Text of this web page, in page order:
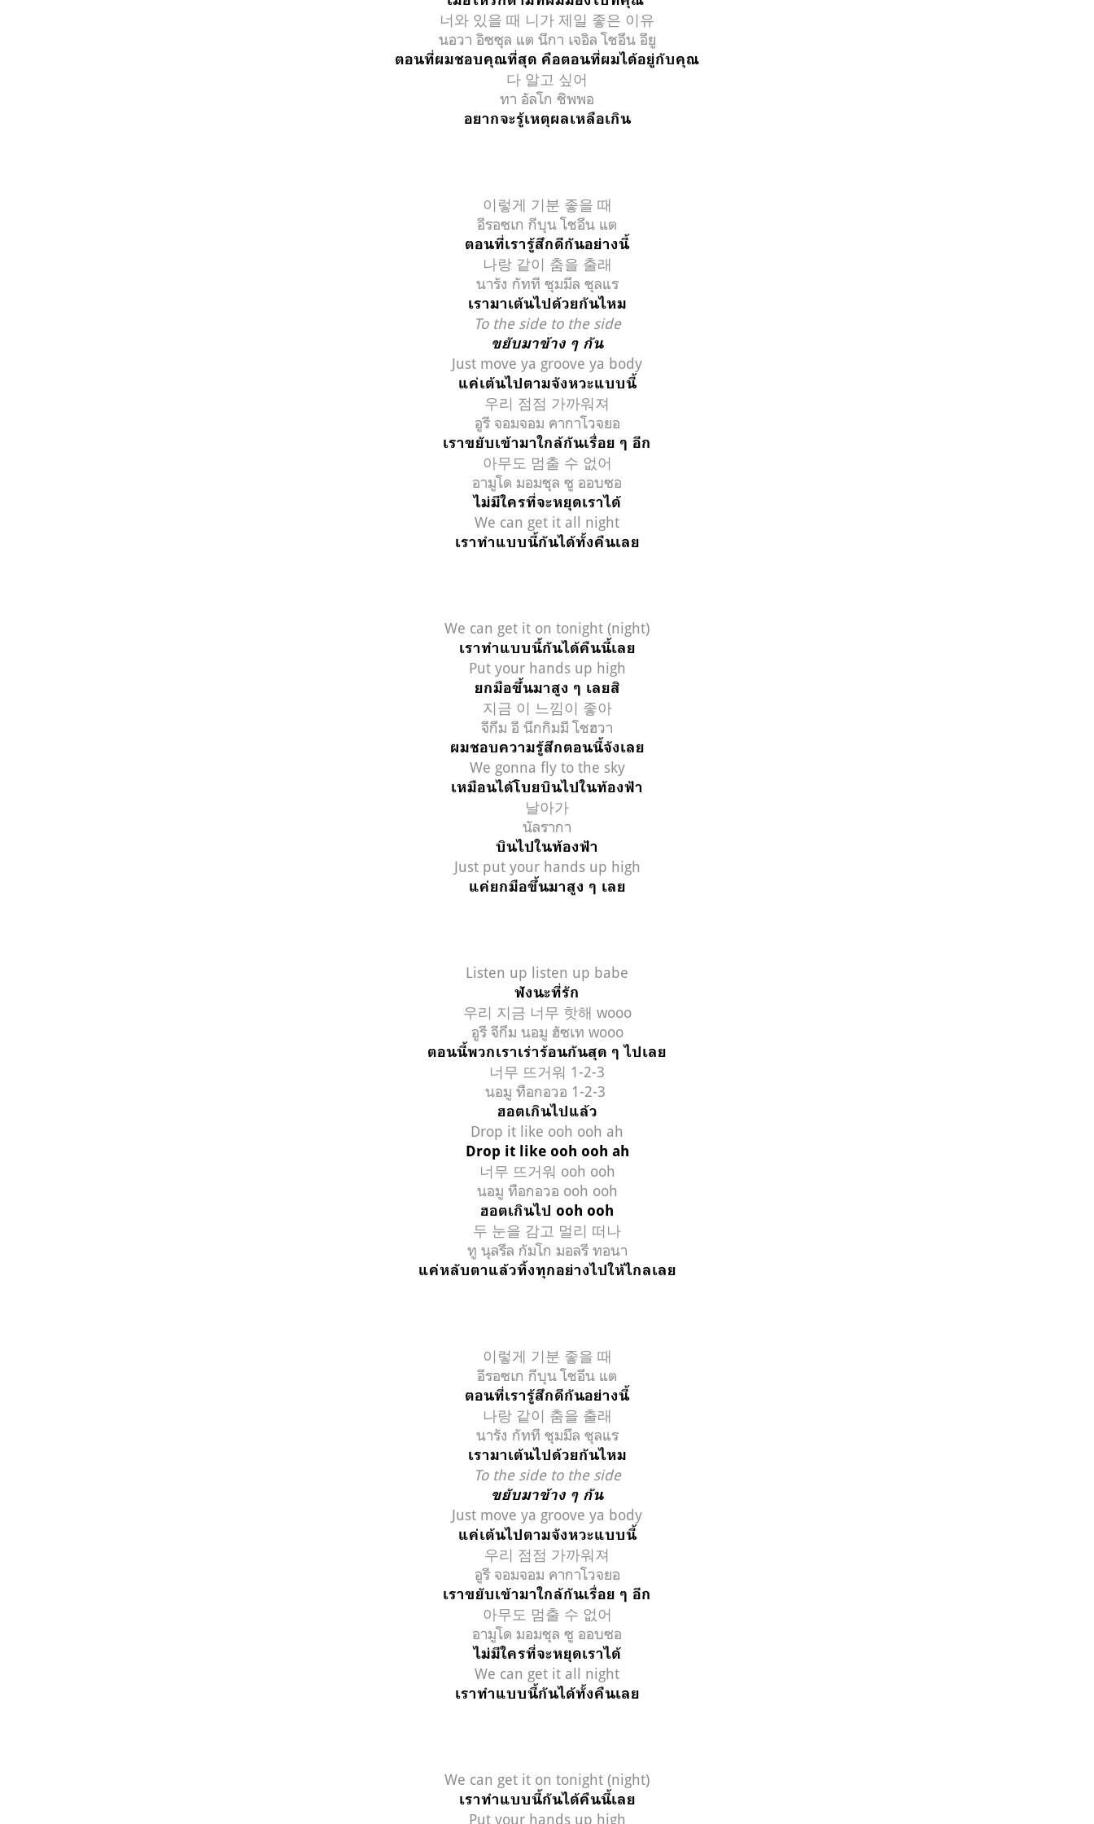
너와 있을 때 니가 제일 좋은 이유
นอวา อิซซุล แต นีกา เจอิล โชอึน อียู
ตอนที่ผมชอบคุณที่สุด คือตอนที่ผมได้อยู่กับคุณ
다 알고 싶어
ทา อัลโก ชิพพอ
อยากจะรู้เหตุผลเหลือเกิน
이렇게 기분 좋을 때
อีรอซเก กีบุน โชอึน แต
ตอนที่เรารู้สึกดีกันอย่างนี้
나랑 같이 춤을 출래
นารัง กัทที ชุมมึล ชุลแร
เรามาเต้นไปด้วยกันไหม
To the side to the side
ขยับมาข้าง ๆ กัน
Just move ya groove ya body
แค่เต้นไปตามจังหวะแบบนี้
우리 점점 가까워져
อูรี จอมจอม คากาโวจยอ
เราขยับเข้ามาใกล้กันเรื่อย ๆ อีก
아무도 멈출 수 없어
อามูโด มอมชุล ซู ออบซอ
ไม่มีใครที่จะหยุดเราได้
We can get it all night
เราทำแบบนี้กันได้ทั้งคืนเลย
We can get it on tonight (night)
เราทำแบบนี้กันได้คืนนี้เลย
Put your hands up high
ยกมือขึ้นมาสูง ๆ เลยสิ
지금 이 느낌이 좋아
จีกึม อี นึกกิมมี โชฮวา
ผมชอบความรู้สึกตอนนี้จังเลย
We gonna fly to the sky
เหมือนได้โบยบินไปในท้องฟ้า
날아가
นัลรากา
บินไปในท้องฟ้า
Just put your hands up high
แค่ยกมือขึ้นมาสูง ๆ เลย
Listen up listen up babe
ฟังนะที่รัก
우리 지금 너무 핫해 wooo
อูรี จีกึม นอมู ฮัซเท wooo
ตอนนี้พวกเราเร่าร้อนกันสุด ๆ ไปเลย
너무 뜨거워 1-2-3
นอมู ทือกอวอ 1-2-3
ฮอตเกินไปแล้ว
Drop it like ooh ooh ah
Drop it like ooh ooh ah
너무 뜨거워 ooh ooh
นอมู ทือกอวอ ooh ooh
ฮอตเกินไป ooh ooh
두 눈을 감고 멀리 떠나
ทู นุลรึล กัมโก มอลรี ทอนา
แค่หลับตาแล้วทิ้งทุกอย่างไปให้ไกลเลย
이렇게 기분 좋을 때
อีรอซเก กีบุน โชอึน แต
ตอนที่เรารู้สึกดีกันอย่างนี้
나랑 같이 춤을 출래
นารัง กัทที ชุมมึล ชุลแร
เรามาเต้นไปด้วยกันไหม
To the side to the side
ขยับมาข้าง ๆ กัน
Just move ya groove ya body
แค่เต้นไปตามจังหวะแบบนี้
우리 점점 가까워져
อูรี จอมจอม คากาโวจยอ
เราขยับเข้ามาใกล้กันเรื่อย ๆ อีก
아무도 멈출 수 없어
อามูโด มอมชุล ซู ออบซอ
ไม่มีใครที่จะหยุดเราได้
We can get it all night
เราทำแบบนี้กันได้ทั้งคืนเลย
We can get it on tonight (night)
เราทำแบบนี้กันได้คืนนี้เลย
Put your hands up high